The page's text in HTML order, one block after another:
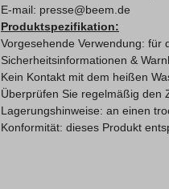
E-mail: presse@beem.de
Produktspezifikation:
Vorgesehende Verwendung: für
Sicherheitsinformationen &
Kein Kontakt mit dem heißen
Überprüfen Sie regelmäßig den
Lagerungshinweise: an einen
Konformität: dieses Produkt